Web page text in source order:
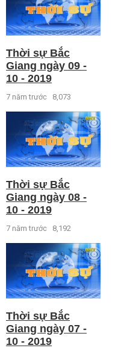
Thời sự Bắc
Giang ngày 09 -
10 - 2019
7 năm trước 8,073
Thời sự Bắc
Giang ngày 08 -
10 - 2019
7 năm trước 8,192
Thời sự Bắc
Giang ngày 07 -
10 - 2019